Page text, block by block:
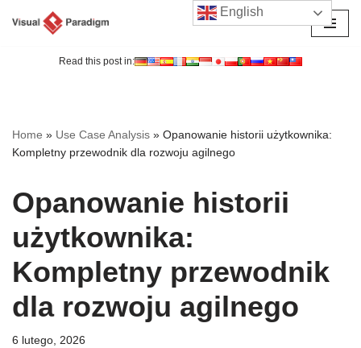
Read this post in:
Home » Use Case Analysis » Opanowanie historii użytkownika:
Kompletny przewodnik dla rozwoju agilnego
Opanowanie historii
użytkownika:
Kompletny przewodnik
dla rozwoju agilnego
6 lutego, 2026
English